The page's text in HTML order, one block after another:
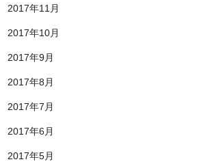
2017年11月
2017年10月
2017年9月
2017年8月
2017年7月
2017年6月
2017年5月